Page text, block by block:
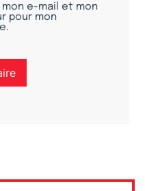
mon e-mail et mon
pour mon